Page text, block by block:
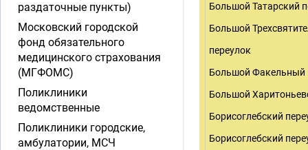
Большой Татарский
Большой
переулок
Большой Факельный
Большой
Борисоглебский
Борисоглебский
раздаточные пункты)
Московский городской
фонд обязательного
медицинского страхования
(МГФОМС)
Поликлиники
ведомственные
Поликлиники городские,
амбулатории, МСЧ